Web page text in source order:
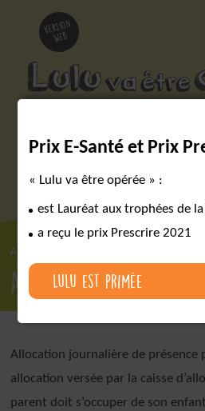
Des outils pour réussir un
version
web
Accueil
AJPP
Allocation journalière de présence
allocation versée par la caisse
parent doit s’occuper de son
Prix E-Santé et Prix
« Lulu va être opérée » :
est Lauréat aux trophées de la
a reçu le prix Prescrire 2021
Lulu est primée